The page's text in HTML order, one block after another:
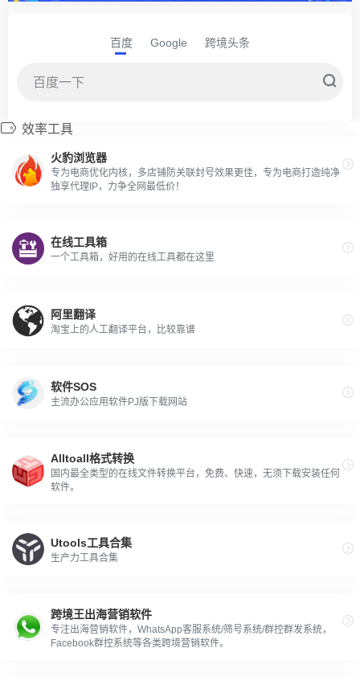
百度 Google 跨境头条
效率工具
火豹浏览器
专为电商优化内核，多店铺防关联封号效果更佳，专为电商打造纯净
独享代理IP，力争全网最低价！
在线工具箱
一个工具箱，好用的在线工具都在这里
阿里翻译
淘宝上的人工翻译平台，比较靠谱
软件SOS
主流办公应用软件PJ版下载网站
Alltoall格式转换
国内最全类型的在线文件转换平台，免费、快速，无须下载安装任何
软件。
Utools工具合集
生产力工具合集
跨境王出海营销软件
专注出海营销软件，WhatsApp客服系统/筛号系统/群控群发系统，
Facebook群控系统等各类跨境营销软件。